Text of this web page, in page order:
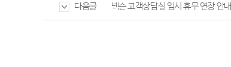
다음글 넥슨 고객상담실 임시 휴무 연장 안내